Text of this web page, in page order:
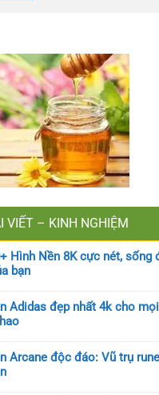
VIẾT – KINH NGHIỆM
Hình Nền 8K cực nét, sống
bạn
Adidas đẹp nhất 4k cho
Arcane độc đáo: Vũ trụ